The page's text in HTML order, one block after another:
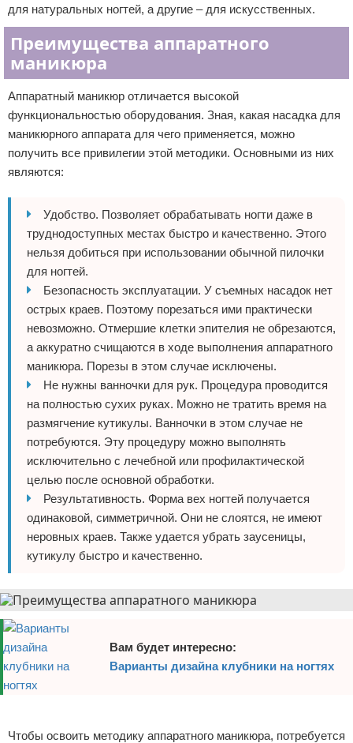
для натуральных ногтей, а другие – для искусственных.
Преимущества аппаратного
маникюра
Аппаратный маникюр отличается высокой
функциональностью оборудования. Зная, какая насадка для
маникюрного аппарата для чего применяется, можно
получить все привилегии этой методики. Основными из них
являются:
Удобство. Позволяет обрабатывать ногти даже в
труднодоступных местах быстро и качественно. Этого
нельзя добиться при использовании обычной пилочки
для ногтей.
Безопасность эксплуатации. У съемных насадок нет
острых краев. Поэтому порезаться ими практически
невозможно. Отмершие клетки эпителия не обрезаются,
а аккуратно счищаются в ходе выполнения аппаратного
маникюра. Порезы в этом случае исключены.
Не нужны ванночки для рук. Процедура проводится
на полностью сухих руках. Можно не тратить время на
размягчение кутикулы. Ванночки в этом случае не
потребуются. Эту процедуру можно выполнять
исключительно с лечебной или профилактической
целью после основной обработки.
Результативность. Форма вех ногтей получается
одинаковой, симметричной. Они не слоятся, не имеют
неровных краев. Также удается убрать заусеницы,
кутикулу быстро и качественно.
Вам будет интересно:
Варианты дизайна клубники на ногтях
Чтобы освоить методику аппаратного маникюра, потребуется